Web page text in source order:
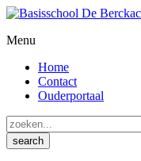
Menu
Home
Contact
Ouderportaal